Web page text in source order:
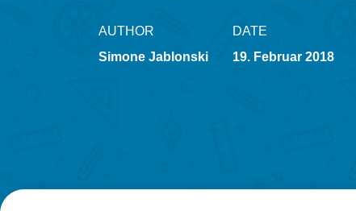
AUTHOR
Simone Jablonski
DATE
19. Februar 2018